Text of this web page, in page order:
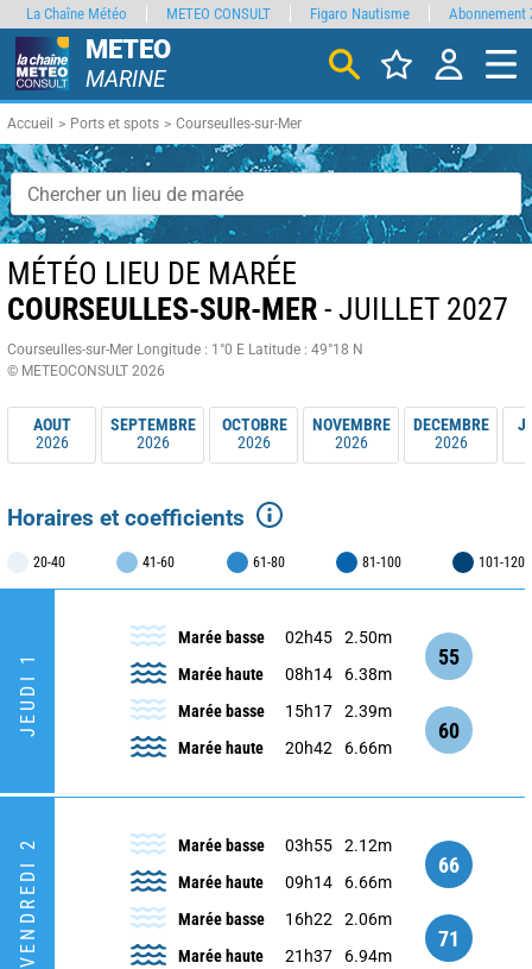
METEO
MARINE
Accueil Ports et spots Courseulles-sur-Mer
MÉTÉO LIEU DE MARÉE
COURSEULLES-SUR-MER - JUILLET 2027
Courseulles-sur-Mer Longitude : 1°0 E Latitude : 49°18 N
© METEOCONSULT 2026
AOUT
2026
SEPTEMBRE
2026
OCTOBRE
2026
NOVEMBRE
2026
DECEMBRE
2026
Horaires et coefficients
20-40 41-60 61-80 81-100 101-120
JEUDI 1
Marée basse 02h45
2.50m
Marée haute
08h14 6.38m
55
Marée basse 15h17
2.39m
Marée haute
20h42 6.66m
60
VENDREDI 2 Marée basse 03h55
2.12m
Marée haute
09h14 6.66m
66
Marée basse 16h22
2.06m
Marée haute
21h37 6.94m
71
La Chaîne Météo METEO CONSULT Figaro Nautisme Abonnement